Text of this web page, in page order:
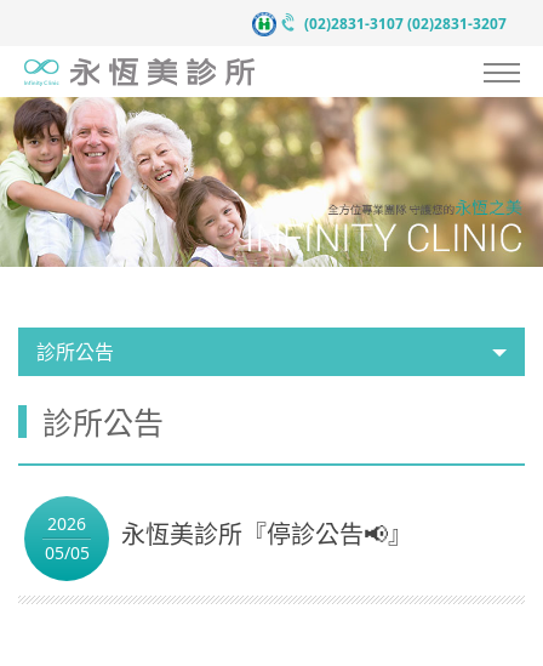
(02)2831-3107(02)2831-3207
認識永恆美
抗衰老預防醫學
服務項目
醫療團隊
醫療新知
新聞中心
聯絡我們
繁體中文
診所公告
診所公告
2026
05/05
永恆美診所『停診公告📢』